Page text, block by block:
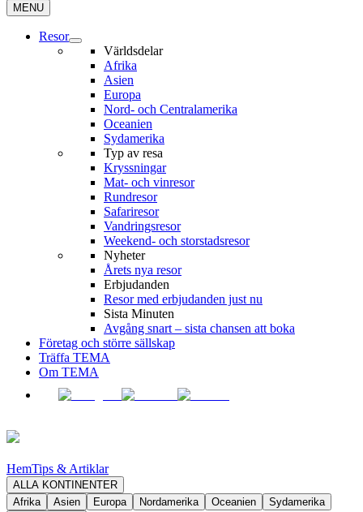
MENU
Resor
Världsdelar
Afrika
Asien
Europa
Nord- och Centralamerika
Oceanien
Sydamerika
Typ av resa
Kryssningar
Mat- och vinresor
Rundresor
Safariresor
Vandringsresor
Weekend- och storstadsresor
Nyheter
Årets nya resor
Erbjudanden
Resor med erbjudanden just nu
Sista Minuten
Avgång snart – sista chansen att boka
Företag och större sällskap
Träffa TEMA
Om TEMA
HemTips & Artiklar
ALLA KONTINENTER
Afrika
Asien Europa Nordamerika Oceanien
Sydamerika